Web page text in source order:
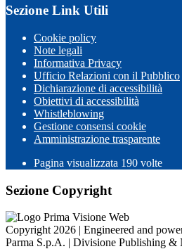
Sezione Link Utili
Cookie policy
Note legali
Informativa Privacy
Ufficio Relazioni con il Pubblico
Dichiarazione di accessibilità
Obiettivi di accessibilità
Whistleblowing
Gestione consensi cookie
Amministrazione trasparente
Pagina visualizzata 190 volte
Sezione Copyright
Copyright 2026 | Engineered and
Parma S.p.A. | Divisione Publishing &